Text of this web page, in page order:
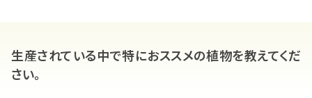
生産されている中で特におススメの植物を教えてくだ
さい。